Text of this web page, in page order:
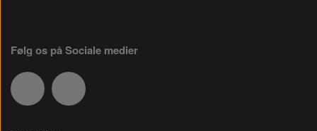
Følg os på Sociale medier